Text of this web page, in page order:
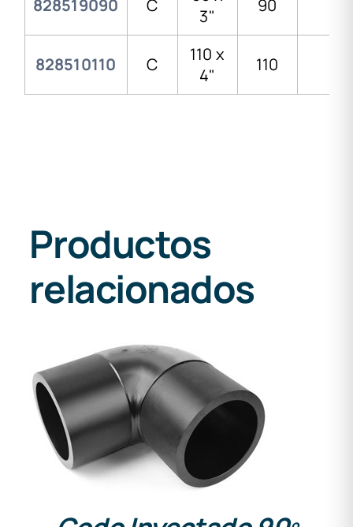
828519090 C
3"
90
828510110 C
110 x
4"
110
Productos
relacionados
DETALLES